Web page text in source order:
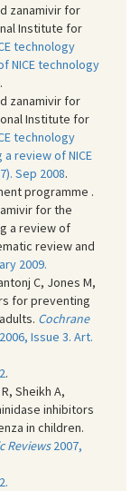
zanamivir for
Institute for
technology
NICE technology
.
zanamivir for
Institute for
technology
review of NICE
Sep 2008.
programme .
for the
a review of
review and
2009.
C, Jones M,
for preventing
Cochrane
2006, Issue 3. Art.
.
Sheikh A,
inhibitors
in children.
Reviews2007,